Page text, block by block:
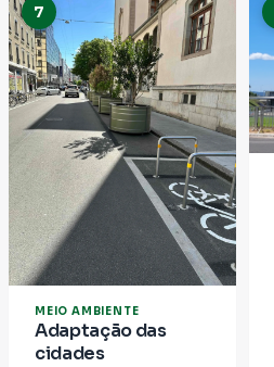
7
MEIO AMBIENTE
Adaptação das
cidades